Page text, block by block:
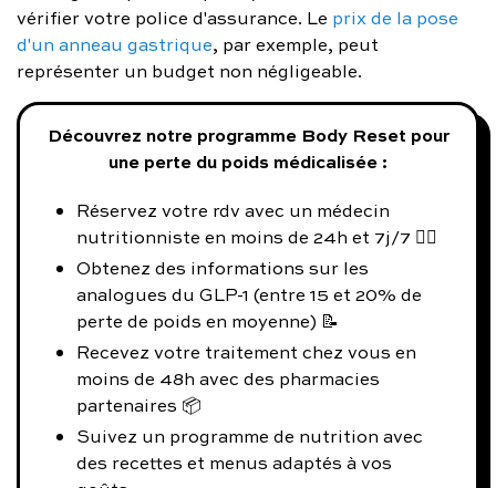
vérifier votre police d'assurance. Le prix de la pose
d'un anneau gastrique, par exemple, peut
représenter un budget non négligeable.
Découvrez notre programme Body Reset pour
une perte du poids médicalisée :
Réservez votre rdv avec un médecin
nutritionniste en moins de 24h et 7j/7 👨‍⚕️
Obtenez des informations sur les
analogues du GLP-1 (entre 15 et 20% de
perte de poids en moyenne) 📝
Recevez votre traitement chez vous en
moins de 48h avec des pharmacies
partenaires 📦
Suivez un programme de nutrition avec
des recettes et menus adaptés à vos